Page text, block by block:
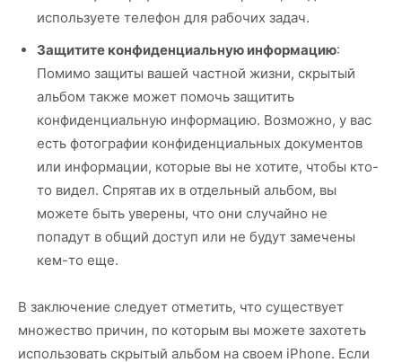
используете телефон для рабочих задач.
Защитите конфиденциальную информацию:
Помимо защиты вашей частной жизни, скрытый
альбом также может помочь защитить
конфиденциальную информацию. Возможно, у вас
есть фотографии конфиденциальных документов
или информации, которые вы не хотите, чтобы кто-
то видел. Спрятав их в отдельный альбом, вы
можете быть уверены, что они случайно не
попадут в общий доступ или не будут замечены
кем-то еще.
В заключение следует отметить, что существует
множество причин, по которым вы можете захотеть
использовать скрытый альбом на своем iPhone. Если